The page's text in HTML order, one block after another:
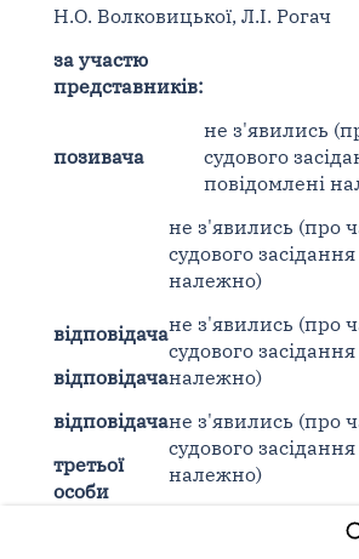
Н.О. Волковицької, Л.І. Рогач
за участю
представників:
позивача
не з'явились
судового
повідомлені
відповідача
відповідача
відповідача
третьої
особи
не з'явились (про
судового
належно)
не з'явились (про
судового
належно)
не з'явились (про
судового
належно)
не з'явились (про
судового